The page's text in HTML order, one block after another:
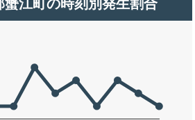
江町の時刻別発生割合